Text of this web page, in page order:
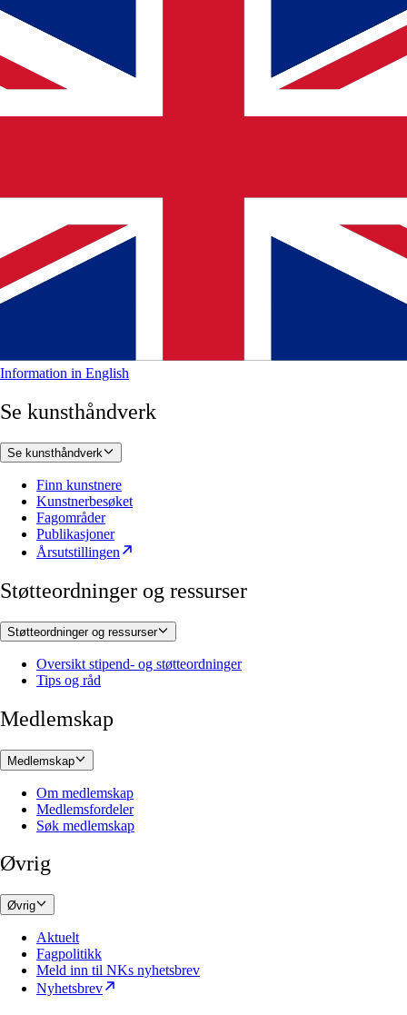
Information in English
Se kunsthåndverk
Se kunsthåndverk
Finn kunstnere
Kunstnerbesøket
Fagområder
Publikasjoner
Årsutstillingen
Støtteordninger og ressurser
Støtteordninger og ressurser
Oversikt stipend- og støtteordninger
Tips og råd
Medlemskap
Medlemskap
Om medlemskap
Medlemsfordeler
Søk medlemskap
Øvrig
Øvrig
Aktuelt
Fagpolitikk
Meld inn til NKs nyhetsbrev
Nyhetsbrev